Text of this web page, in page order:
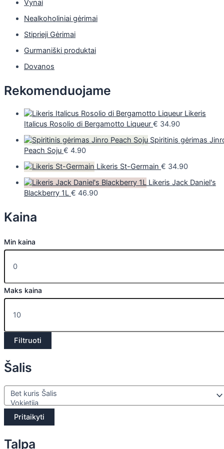
Vynai
Nealkoholiniai gėrimai
Stiprieji Gėrimai
Gurmaniški produktai
Dovanos
Rekomenduojame
Likeris
Italicus Rosolio di Bergamotto Liqueur € 34.90
Spiritinis gėrimas
Peach Soju € 4.90
Likeris St-Germain € 34.90
Likeris Jack Daniel's
Blackberry 1L € 46.90
Kaina
Min kaina
Maks kaina
Filtruoti
Šalis
Pritaikyti
Talpa